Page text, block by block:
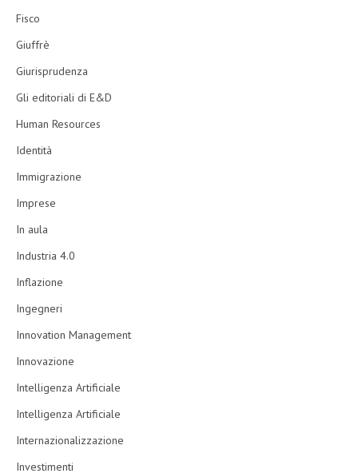
Fisco
Giuffrè
Giurisprudenza
Gli editoriali di E&D
Human Resources
Identità
Immigrazione
Imprese
In aula
Industria 4.0
Inflazione
Ingegneri
Innovation Management
Innovazione
Intelligenza Artificiale
Intelligenza Artificiale
Internazionalizzazione
Investimenti